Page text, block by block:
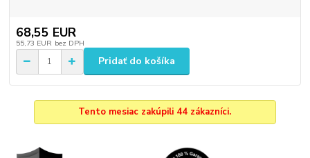
68,55 EUR
55,73 EUR bez DPH
Pridať do košíka
Tento mesiac zakúpili 44 zákazníci.